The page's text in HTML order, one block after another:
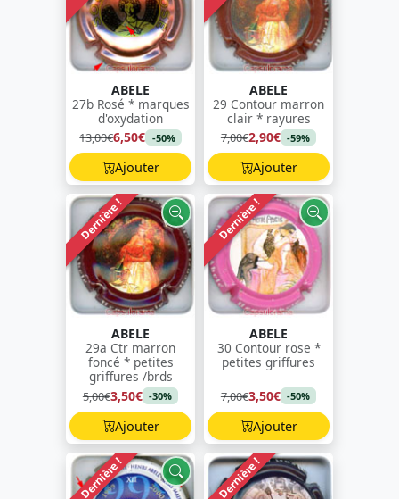
ABELE
27b Rosé * marques
d'oxydation
13,00€6,50€ -50%
Ajouter
ABELE
29 Contour marron
clair * rayures
7,00€2,90€ -59%
Ajouter
Dernière !
ABELE
29a Ctr marron
foncé * petites
griffures /brds
5,00€3,50€ -30%
Ajouter
Dernière !
ABELE
30 Contour rose *
petites griffures
7,00€3,50€ -50%
Ajouter
Dernière ! Dernière !